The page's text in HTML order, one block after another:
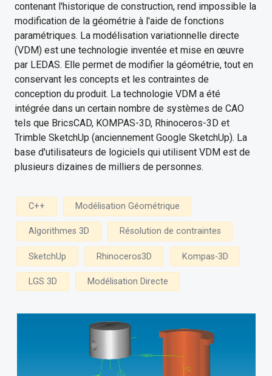
contenant l'historique de construction, rend impossible la
modification de la géométrie à l'aide de fonctions
paramétriques. La modélisation variationnelle directe
(VDM) est une technologie inventée et mise en œuvre
par LEDAS. Elle permet de modifier la géométrie, tout en
conservant les concepts et les contraintes de
conception du produit. La technologie VDM a été
intégrée dans un certain nombre de systèmes de CAO
tels que BricsCAD, KOMPAS-3D, Rhinoceros-3D et
Trimble SketchUp (anciennement Google SketchUp). La
base d'utilisateurs de logiciels qui utilisent VDM est de
plusieurs dizaines de milliers de personnes.
C++ Modélisation Géométrique
Algorithmes 3D Résolution de contraintes
SketchUp Rhinoceros3D Kompas-3D
LGS 3D Modélisation Directe